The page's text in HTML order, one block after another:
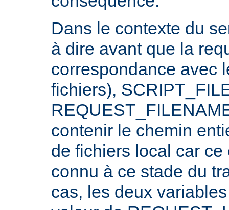
Dans le contexte du
à dire avant que la
correspondance avec
fichiers),
contenir le chemin
de fichiers local car
connu à ce stade du
cas, les deux